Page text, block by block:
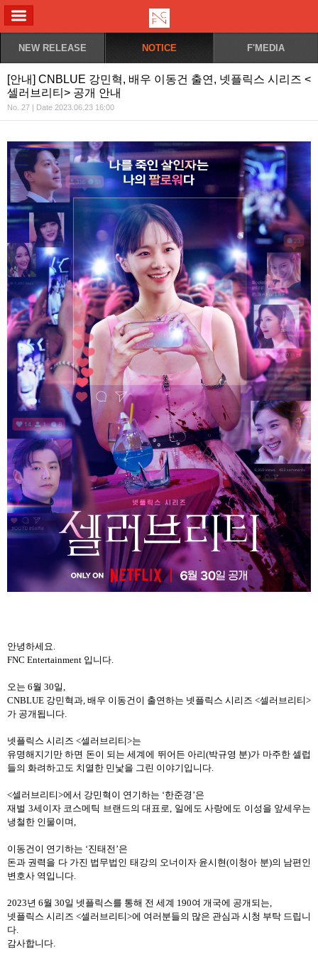
NEW RELEASE NOTICE F'MEDIA
[안내] CNBLUE 강민혁, 배우 이동건 출연, 넷플릭스 시리즈 <
셀러브리티> 공개 안내
No. 27 | Date 2023.06.23 16:00
안녕하세요.
FNC Entertainment 입니다.
오는 6월 30일,
CNBLUE 강민혁과, 배우 이동건이 출연하는 넷플릭스 시리즈 <셀러브리티>
가 공개됩니다.
넷플릭스 시리즈 <셀러브리티>는
유명해지기만 하면 돈이 되는 세계에 뛰어든 아리(박규영 분)가 마주한 셀럽
들의 화려하고도 치열한 민낯을 그린 이야기입니다.
<셀러브리티>에서 강민혁이 연기하는 ‘한준경 ’은
재벌 3세이자 코스메틱 브랜드의 대표로, 일에도 사랑에도 이성을 앞세우는
냉철한 인물이며,
이동건이 연기하는 ‘진태전’은
돈과 권력을 다 가진 법무법인 태강의 오너이자 윤시현(이청아 분)의 남편인
변호사 역입니다.
2023년 6월 30일 넷플릭스를 통해 전 세계 190여 개국에 공개되는,
넷플릭스 시리즈 <셀러브리티>에 여러분들의 많은 관심과 시청 부탁 드립니
다.
감사합니다.